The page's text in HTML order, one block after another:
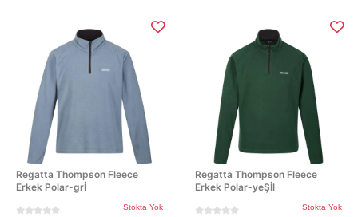
Regatta Thompson Fleece
Erkek Polar-grİ
Stokta Yok
Regatta Thompson Fleece
Erkek Polar-yeŞİl
Stokta Yok